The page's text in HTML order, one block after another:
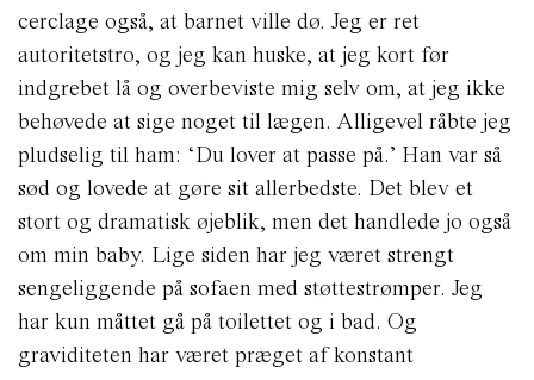
cerclage også, at barnet ville dø. Jeg er ret
autoritetstro, og jeg kan huske, at jeg kort før
indgrebet lå og overbeviste mig selv om, at jeg ikke
behøvede at sige noget til lægen. Alligevel råbte jeg
pludselig til ham: ‘Du lover at passe på.’ Han var så
sød og lovede at gøre sit allerbedste. Det blev et
stort og dramatisk øjeblik, men det handlede jo også
om min baby. Lige siden har jeg været strengt
sengeliggende på sofaen med støttestrømper. Jeg
har kun måttet gå på toilettet og i bad. Og
graviditeten har været præget af konstant